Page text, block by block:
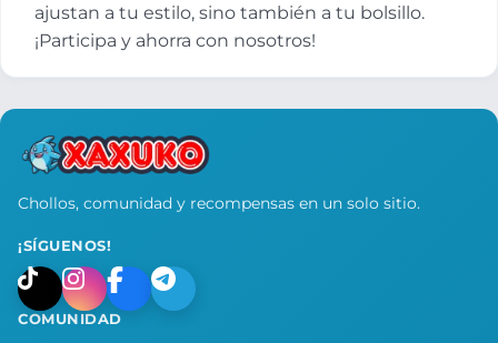
ajustan a tu estilo, sino también a tu bolsillo.
¡Participa y ahorra con nosotros!
Chollos, comunidad y recompensas en un solo sitio.
¡SÍGUENOS!
COMUNIDAD